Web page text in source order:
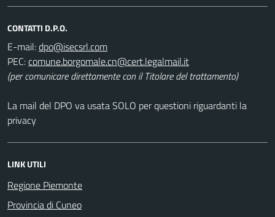
CONTATTI D.P.O.
E-mail:
PEC:
(per comunicare direttamente con il Titolare del trattamento)
La mail del DPO va usata SOLO per questioni riguardanti la
privacy
LINK UTILI
Regione Piemonte
Provincia di Cuneo